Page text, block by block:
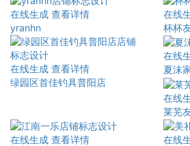
在线生成 查看详情
yranhn
在线
杯杯
在线生成 查看详情
绿园区首佳钓具普阳店
在线
夏沫
在线
莱芜
在线生成 查看详情
在线